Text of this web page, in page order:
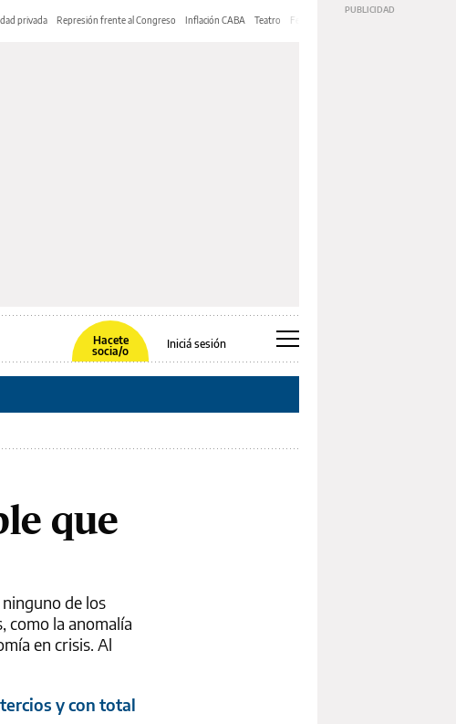
privada Represión frente al Congreso Inflación CABA Teatro Feria de Editores
Hacete
socia/o
Iniciá sesión
que
de los
como la anomalía
en crisis. Al
y con total